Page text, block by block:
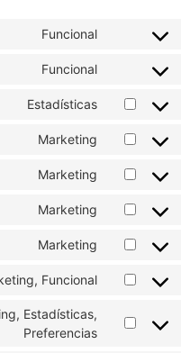
Funcional
Funcional
Estadísticas
Marketing
Marketing
Marketing
Marketing
Funcional
Estadísticas,
Preferencias